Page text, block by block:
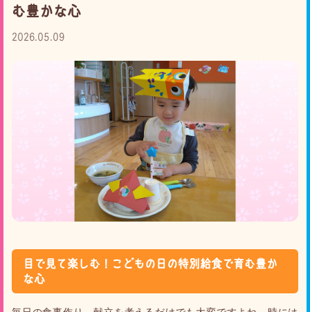
む豊かな心
2026.05.09
目で見て楽しむ！こどもの日の特別給食で育む豊か
な心